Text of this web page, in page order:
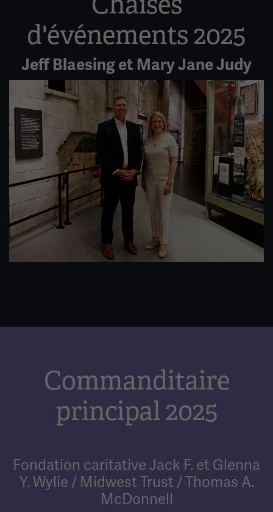
d'événements 2025
Jeff Blaesing et Mary Jane Judy
Image(s)
Commanditaire
principal 2025
Fondation caritative Jack F. et Glenna
Y. Wylie / Midwest Trust / Thomas A.
McDonnell